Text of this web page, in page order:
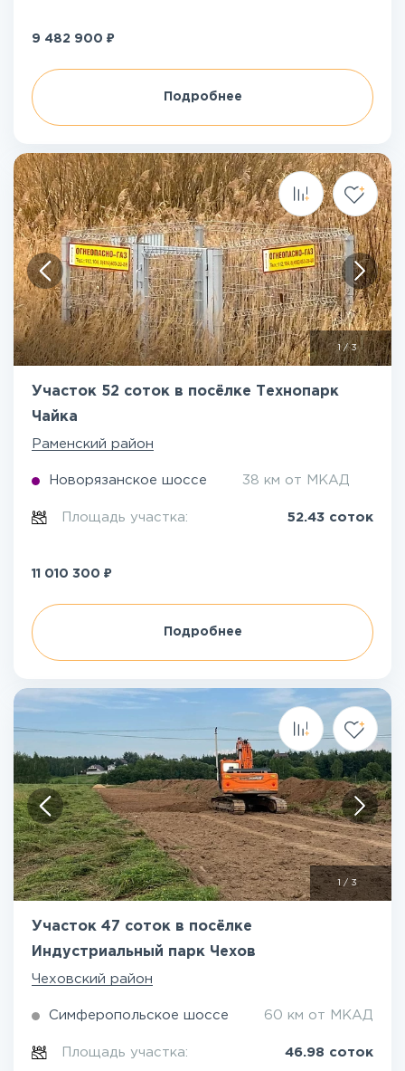
9 482 900 ₽
Подробнее
1/3
Участок 52 соток в посёлке Технопарк
Чайка
Раменский район
Новорязанское шоссе 38 км от МКАД
Площадь участка: 52.43 соток
11 010 300 ₽
Подробнее
1 / 3
Участок 47 соток в посёлке
Индустриальный парк Чехов
Чеховский район
Симферопольское шоссе 60 км от МКАД
Площадь участка: 46.98 соток